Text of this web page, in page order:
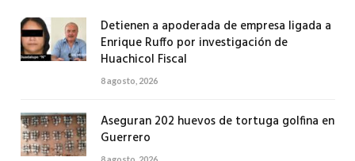
Detienen a apoderada de empresa ligada a
Enrique Ruffo por investigación de
Huachicol Fiscal
8 agosto, 2026
Aseguran 202 huevos de tortuga golfina en
Guerrero